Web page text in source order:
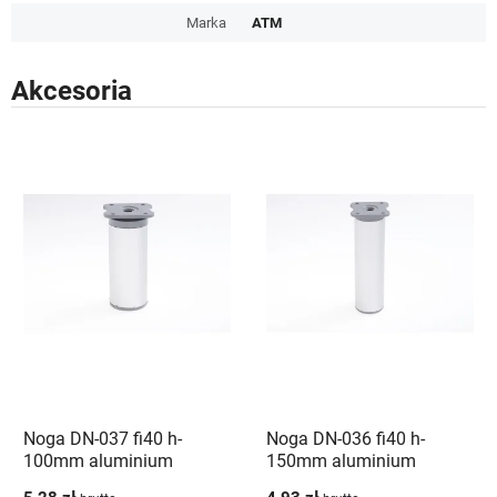
Marka ATM
Akcesoria
Noga DN-037 fi40 h-
100mm aluminium
Noga DN-036 fi40 h-
150mm aluminium